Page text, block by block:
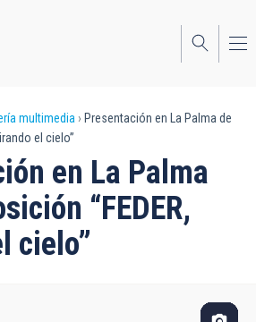
multimedia
Presentación en La Palma de
el cielo”
en La Palma
“FEDER,
cielo”